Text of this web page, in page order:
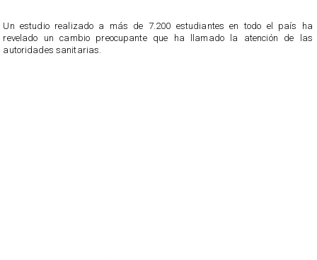
Un estudio realizado a más de 7.200 estudiantes en todo el país ha
revelado un cambio preocupante que ha llamado la atención de las
autoridades sanitarias.